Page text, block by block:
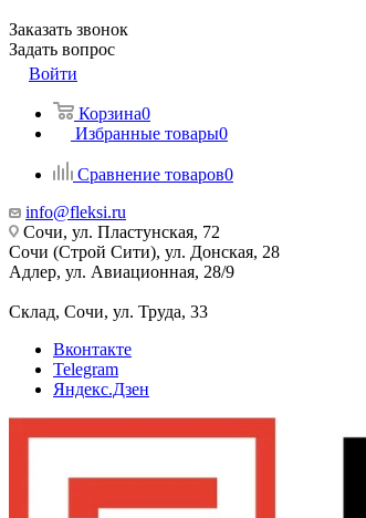
Заказать звонок
Задать вопрос
Войти
Корзина0
Избранные товары0
Сравнение товаров0
info@fleksi.ru
Сочи, ул. Пластунская, 72
Сочи (Строй Сити), ул. Донская, 28
Адлер, ул. Авиационная, 28/9
Склад, Сочи, ул. Труда, 33
Вконтакте
Telegram
Яндекс.Дзен